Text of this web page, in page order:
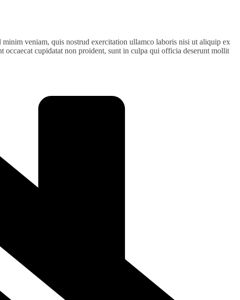
veniam, quis nostrud exercitation ullamco laboris nisi ut aliquip ex
cupidatat non proident, sunt in culpa qui officia deserunt mollit